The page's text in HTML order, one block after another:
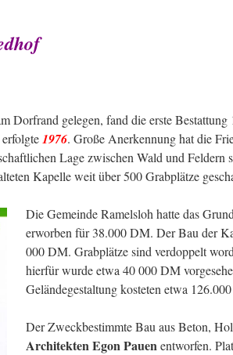
Dorfrand gelegen, fand die erste Bestattung
erfolgte1976. Große Anerkennung hat die
Lage zwischen Wald und Feldern
Kapelle weit über 500 Grabplätze
Die Gemeinde Ramelsloh hatte das
erworben für 38.000 DM. Der Bau der
000 DM. Grabplätze sind verdoppelt
hierfür wurde etwa 40 000 DM
Geländegestaltung kosteten etwa
Der Zweckbestimmte Bau aus Beton,
Architekten Egon Pauenentworfen.